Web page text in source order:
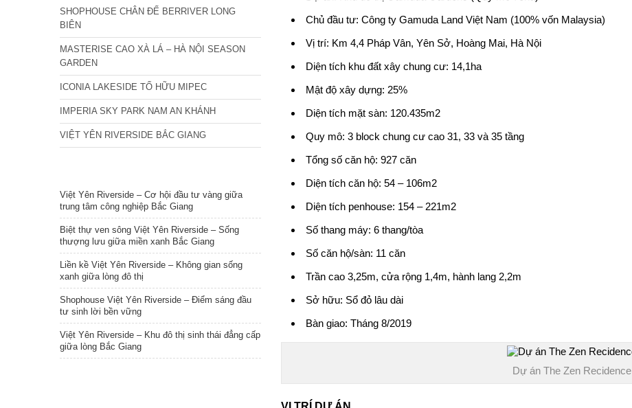
Chủ đầu tư: Công ty Gamuda Land Việt Nam (100% vốn Malaysia)
Vị trí: Km 4,4 Pháp Vân, Yên Sở, Hoàng Mai, Hà Nội
Diện tích khu đất xây chung cư: 14,1ha
Mật độ xây dựng: 25%
Diện tích mặt sàn: 120.435m2
Quy mô: 3 block chung cư cao 31, 33 và 35 tầng
Tổng số căn hộ: 927 căn
Diện tích căn hộ: 54 – 106m2
Diện tích penhouse: 154 – 221m2
Số thang máy: 6 thang/tòa
Số căn hộ/sàn: 11 căn
Trần cao 3,25m, cửa rộng 1,4m, hành lang 2,2m
Sở hữu: Sổ đỏ lâu dài
Bàn giao: Tháng 8/2019
Dự án The Zen Recidence
SHOPHOUSE CHÂN ĐẾ BERRIVER LONG
BIÊN
MASTERISE CAO XÀ LÁ – HÀ NỘI SEASON
GARDEN
ICONIA LAKESIDE TỐ HỮU MIPEC
IMPERIA SKY PARK NAM AN KHÁNH
VIỆT YÊN RIVERSIDE BẮC GIANG
Việt Yên Riverside – Cơ hội đầu tư vàng giữa
trung tâm công nghiệp Bắc Giang
Biệt thự ven sông Việt Yên Riverside – Sống
thượng lưu giữa miền xanh Bắc Giang
Liền kề Việt Yên Riverside – Không gian sống
xanh giữa lòng đô thị
Shophouse Việt Yên Riverside – Điểm sáng đầu
tư sinh lời bền vững
Việt Yên Riverside – Khu đô thị sinh thái đẳng cấp
giữa lòng Bắc Giang